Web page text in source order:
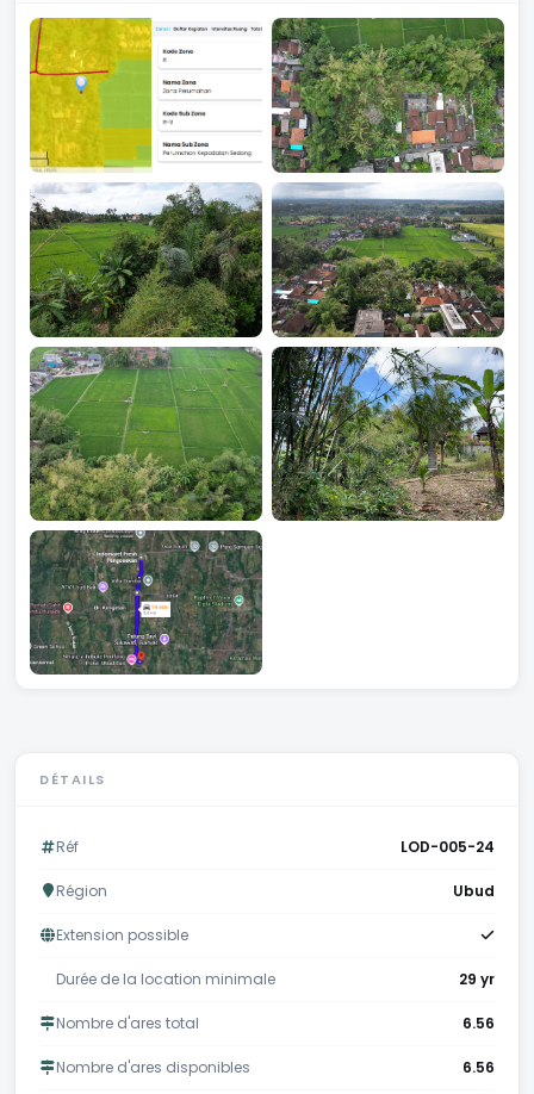
DÉTAILS
Réf LOD-005-24
Région Ubud
Extension possible
Durée de la location minimale 29 yr
Nombre d'ares total 6.56
Nombre d'ares disponibles 6.56